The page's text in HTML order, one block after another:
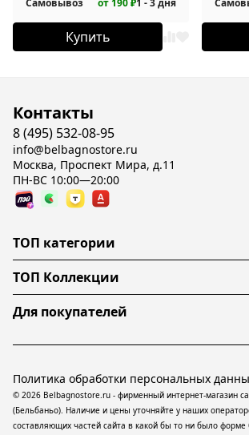
Купить
Контакты
8 (495) 532-08-95
info@belbagnostore.ru
Москва, Проспект Мира, д.11
ПН-ВС 10:00—20:00
ТОП категории
ТОП Коллекции
Для покупателей
© 2026 Belbagnostore.ru - фирменный интернет-магазин
(Бельбаньо). Наличие и цены уточняйте у наших
составляющих частей сайта в какой бы то ни было форме
Политика обработки персональных